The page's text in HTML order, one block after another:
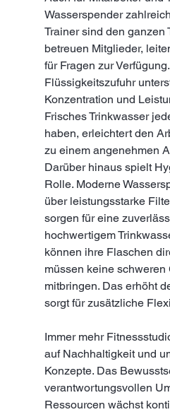
Wasserspender
Trainer sind den ganzen
betreuen Mitglieder,
für Fragen zur
Flüssigkeitszufuhr
Konzentration und
Frisches Trinkwasser
haben, erleichtert den
zu einem angenehmen
Darüber hinaus spielt
Rolle. Moderne
über leistungsstarke
sorgen für eine
hochwertigem
können ihre Flaschen
müssen keine schweren
mitbringen. Das erhöht
sorgt für zusätzliche
Immer mehr
auf Nachhaltigkeit und
Konzepte. Das
verantwortungsvollen
Ressourcen wächst